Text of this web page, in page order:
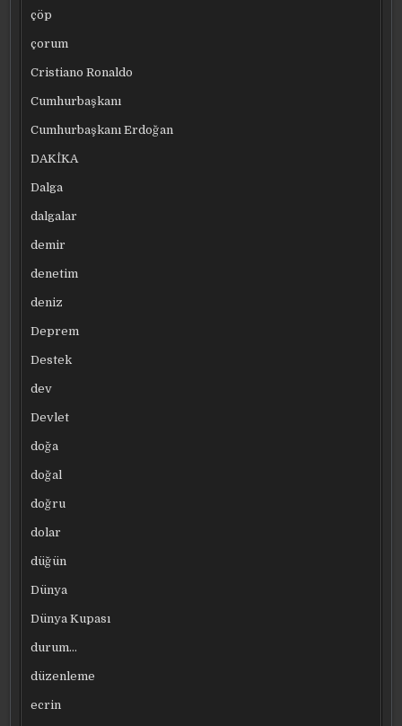
çöp
çorum
Cristiano Ronaldo
Cumhurbaşkanı
Cumhurbaşkanı Erdoğan
DAKİKA
Dalga
dalgalar
demir
denetim
deniz
Deprem
Destek
dev
Devlet
doğa
doğal
doğru
dolar
düğün
Dünya
Dünya Kupası
durum…
düzenleme
ecrin